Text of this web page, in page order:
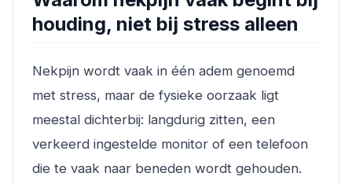
houding, niet bij stress alleen
Nekpijn wordt vaak in één adem genoemd
met stress, maar de fysieke oorzaak ligt
meestal dichterbij: langdurig zitten, een
verkeerd ingestelde monitor of een telefoon
die te vaak naar beneden wordt gehouden.